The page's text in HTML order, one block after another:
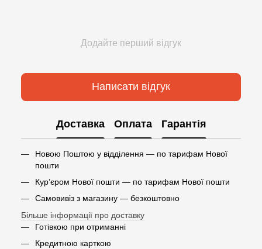
Додайте перший відгук
Написати відгук
Доставка Оплата Гарантія
Новою Поштою у відділення — по тарифам Нової
пошти
Кур’єром Нової пошти — по тарифам Нової пошти
Самовивіз з магазину — безкоштовно
Більше інформації про доставку
Готівкою при отриманні
Кредитною карткою